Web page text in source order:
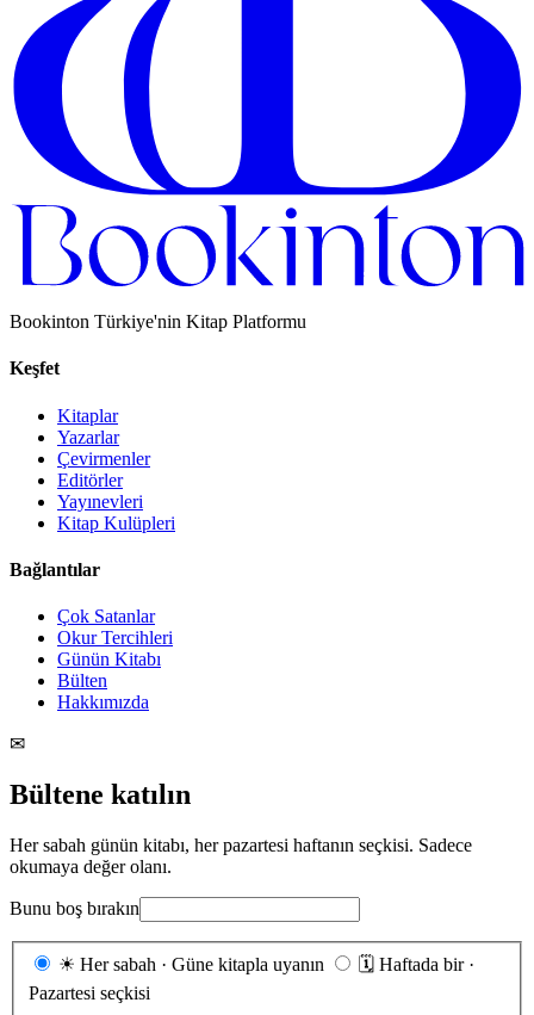
Bookinton Türkiye'nin Kitap Platformu
Keşfet
Kitaplar
Yazarlar
Çevirmenler
Editörler
Yayınevleri
Kitap Kulüpleri
Bağlantılar
Çok Satanlar
Okur Tercihleri
Günün Kitabı
Bülten
Hakkımızda
✉
Bültene katılın
Her sabah günün kitabı, her pazartesi haftanın seçkisi. Sadece
okumaya değer olanı.
Bunu boş bırakın
Gönderim
☀ Her sabah · Güne kitapla uyanın 🗓 Haftada bir ·
Pazartesi seçkisi